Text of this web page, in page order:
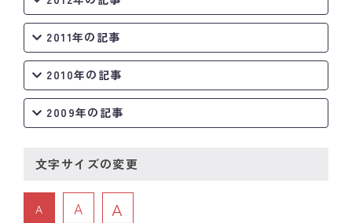
2011年の記事
2010年の記事
2009年の記事
文字サイズの変更
A A A